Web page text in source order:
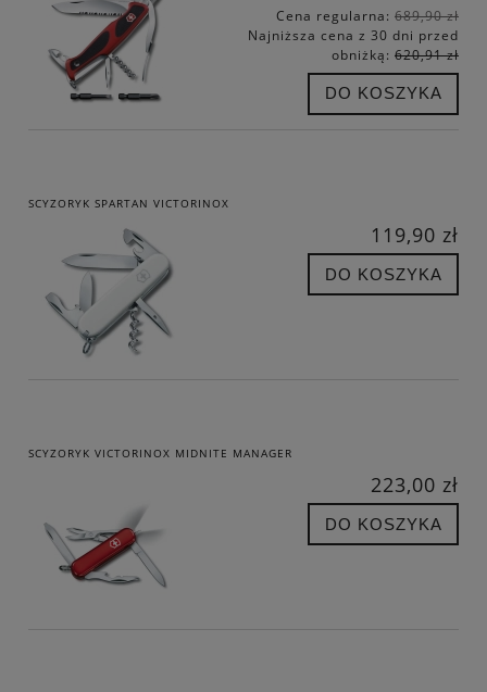
Cena regularna: 689,90 zł
Najniższa cena z 30 dni przed
obniżką: 620,91 zł
DO KOSZYKA
SCYZORYK SPARTAN VICTORINOX
119,90 zł
DO KOSZYKA
SCYZORYK VICTORINOX MIDNITE MANAGER
223,00 zł
DO KOSZYKA